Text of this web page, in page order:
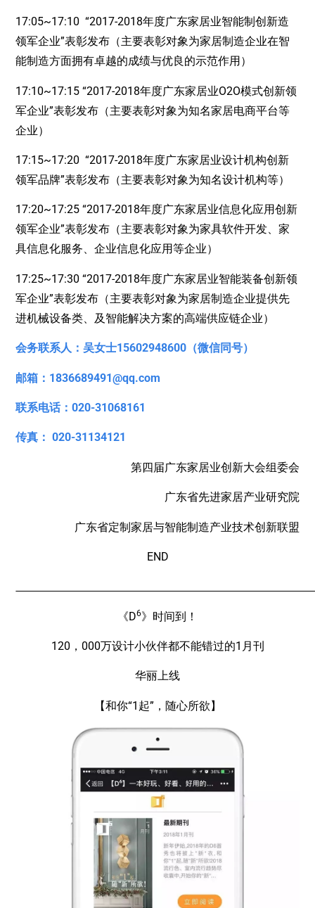
17:05~17:10 “2017-2018年度广东家居业智能制创新造
领军企业”表彰发布（主要表彰对象为家居制造企业在智
能制造方面拥有卓越的成绩与优良的示范作用）
17:10~17:15 “2017-2018年度广东家居业O2O模式创新领
军企业”表彰发布（主要表彰对象为知名家居电商平台等
企业）
17:15~17:20 “2017-2018年度广东家居业设计机构创新
领军品牌”表彰发布（主要表彰对象为知名设计机构等）
17:20~17:25 “2017-2018年度广东家居业信息化应用创新
领军企业”表彰发布（主要表彰对象为家具软件开发、家
具信息化服务、企业信息化应用等企业）
17:25~17:30 “2017-2018年度广东家居业智能装备创新领
军企业”表彰发布（主要表彰对象为家居制造企业提供先
进机械设备类、及智能解决方案的高端供应链企业）
会务联系人：吴女士15602948600（微信同号）
邮箱：1836689491@qq.com
联系电话：020-31068161
传真： 020-31134121
第四届广东家居业创新大会组委会
广东省先进家居产业研究院
广东省定制家居与智能制造产业技术创新联盟
END
《D6》时间到！
120，000万设计小伙伴都不能错过的1月刊
华丽上线
【和你“1起”，随心所欲】